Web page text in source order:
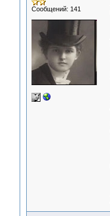
Сообщений: 141